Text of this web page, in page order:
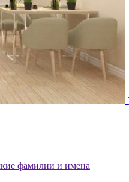
фамилии и имена